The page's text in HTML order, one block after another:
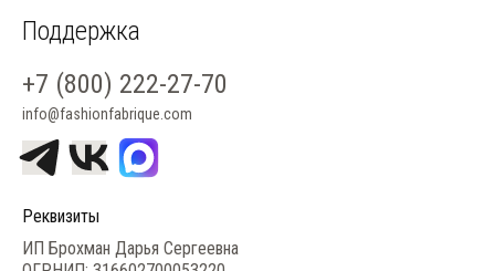
Поддержка
+7 (800) 222-27-70
info@fashionfabrique.com
Реквизиты
ИП Брохман Дарья Сергеевна